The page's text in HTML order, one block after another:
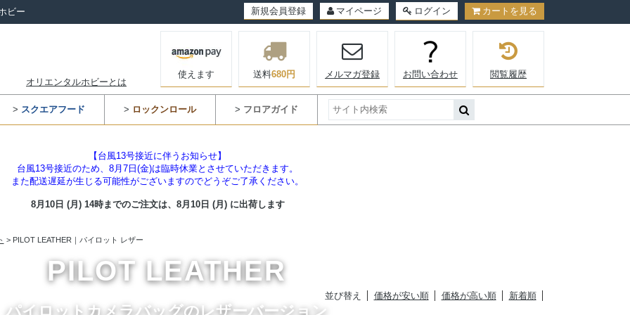
ビー 新規会員登録 マイページ ログイン カートを見る
オリエンタルホビーとは
使えます 送料680円 メルマガ登録 お問い合わせ 閲覧履歴
> スクエアフード > ロックンロール > フロアガイド
【台風13号接近に伴うお知らせ】
台風13号接近のため、8月7日(金)は臨時休業とさせていただきます。
また配送遅延が生じる可能性がございますのでどうぞご了承ください。
8月10日 (月) 14時までのご注文は、 8月10日 (月) に出荷します
> PILOT LEATHER｜パイロット レザー
PILOT LEATHER
パイロットカメラバッグのレザーバージョン
並び替え 価格が安い順 価格が高い順 新着順